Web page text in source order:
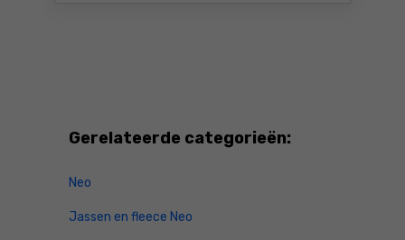
Gerelateerde categorieën:
Neo
Jassen en fleece Neo